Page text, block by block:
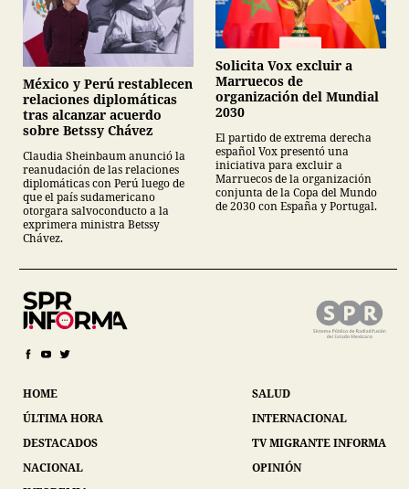
México y Perú restablecen
relaciones diplomáticas
tras alcanzar acuerdo
sobre Betssy Chávez
Claudia Sheinbaum anunció la
reanudación de las relaciones
diplomáticas con Perú luego de
que el país sudamericano
otorgara salvoconducto a la
exprimera ministra Betssy
Chávez.
Solicita Vox excluir a
Marruecos de
organización del Mundial
2030
El partido de extrema derecha
español Vox presentó una
iniciativa para excluir a
Marruecos de la organización
conjunta de la Copa del Mundo
de 2030 con España y Portugal.
HOME
ÚLTIMA HORA
DESTACADOS
NACIONAL
SALUD
INTERNACIONAL
TV MIGRANTE INFORMA
OPINIÓN